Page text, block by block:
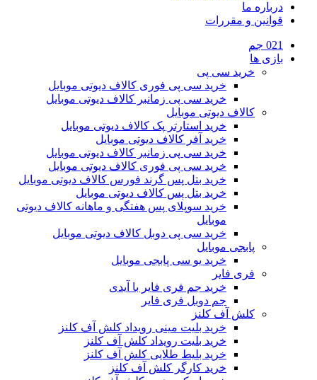
درباره ما
قوانین و مقررات
021 جم
بازی ها
خرید سی پی
خرید سی پی فوری کالاف دیوتی موبایل
خرید سی پی زمانبر کالاف دیوتی موبایل
کالاف دیوتی موبایل
خرید استارتر پک کالاف دیوتی موبایل
خرید آفر کالاف دیوتی موبایل
خرید سی پی زمانبر کالاف دیوتی موبایل
خرید سی پی فوری کالاف دیوتی موبایل
خرید بتل پس گرند فورس کالاف دیوتی موبایل
خرید بتل پس کالاف دیوتی موبایل
خرید سوپلای پس هفتگی و ماهانه کالاف دیوتی
موبایل
خرید سی پی دوبل کالاف دیوتی موبایل
پابجی موبایل
خرید یو سی پابجی موبایل
فری فایر
خرید جم فری فایر با آیدی
جم دوبل فری فایر
کلش آف کلنز
خرید بلیت مینی رویداد کلش آف کلنز
خرید بلیت رویداد کلش آف کلنز
خرید بلیط طلایی کلش آف کلنز
خرید کارگر کلش آف کلنز